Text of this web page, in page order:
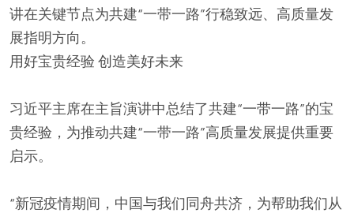
讲在关键节点为共建“一带一路”行稳致远、高质量发
展指明方向。
用好宝贵经验 创造美好未来
习近平主席在主旨演讲中总结了共建“一带一路”的宝
贵经验，为推动共建“一带一路”高质量发展提供重要
启示。
“新冠疫情期间，中国与我们同舟共济，为帮助我们从